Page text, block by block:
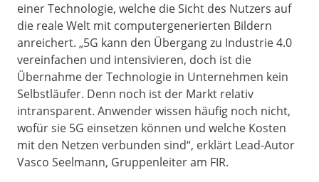
einer Technologie, welche die Sicht des Nutzers auf
die reale Welt mit computergenerierten Bildern
anreichert. „5G kann den Übergang zu Industrie 4.0
vereinfachen und intensivieren, doch ist die
Übernahme der Technologie in Unternehmen kein
Selbstläufer. Denn noch ist der Markt relativ
intransparent. Anwender wissen häufig noch nicht,
wofür sie 5G einsetzen können und welche Kosten
mit den Netzen verbunden sind“, erklärt Lead-Autor
Vasco Seelmann, Gruppenleiter am FIR.